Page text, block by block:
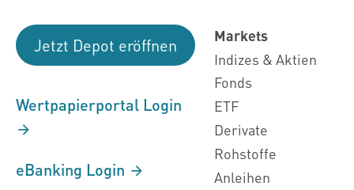
Jetzt Depot eröffnen
Wertpapierportal Login
eBanking Login
Markets
Indizes & Aktien
Fonds
ETF
Derivate
Rohstoffe
Anleihen